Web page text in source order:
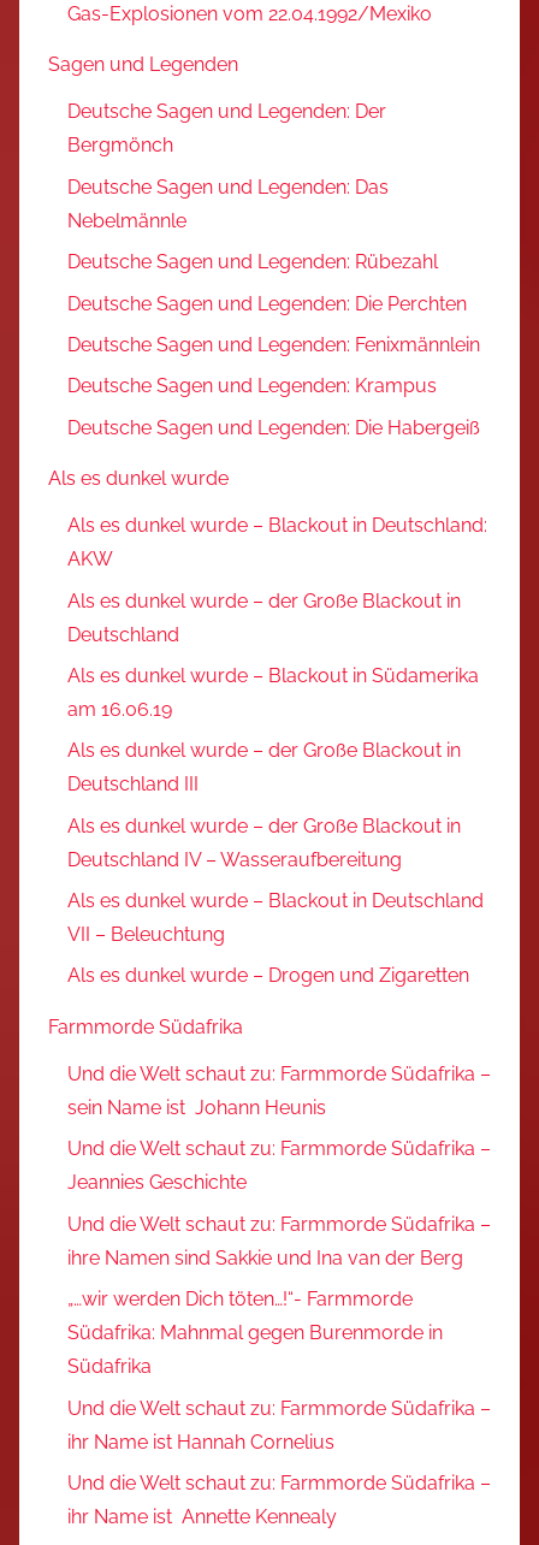
Gas-Explosionen vom 22.04.1992/Mexiko
Sagen und Legenden
Deutsche Sagen und Legenden: Der
Bergmönch
Deutsche Sagen und Legenden: Das
Nebelmännle
Deutsche Sagen und Legenden: Rübezahl
Deutsche Sagen und Legenden: Die Perchten
Deutsche Sagen und Legenden: Fenixmännlein
Deutsche Sagen und Legenden: Krampus
Deutsche Sagen und Legenden: Die Habergeiß
Als es dunkel wurde
Als es dunkel wurde – Blackout in Deutschland:
AKW
Als es dunkel wurde – der Große Blackout in
Deutschland
Als es dunkel wurde – Blackout in Südamerika
am 16.06.19
Als es dunkel wurde – der Große Blackout in
Deutschland III
Als es dunkel wurde – der Große Blackout in
Deutschland IV – Wasseraufbereitung
Als es dunkel wurde – Blackout in Deutschland
VII – Beleuchtung
Als es dunkel wurde – Drogen und Zigaretten
Farmmorde Südafrika
Und die Welt schaut zu: Farmmorde Südafrika –
sein Name ist Johann Heunis
Und die Welt schaut zu: Farmmorde Südafrika –
Jeannies Geschichte
Und die Welt schaut zu: Farmmorde Südafrika –
ihre Namen sind Sakkie und Ina van der Berg
„…wir werden Dich töten…!“- Farmmorde
Südafrika: Mahnmal gegen Burenmorde in
Südafrika
Und die Welt schaut zu: Farmmorde Südafrika –
ihr Name ist Hannah Cornelius
Und die Welt schaut zu: Farmmorde Südafrika –
ihr Name ist Annette Kennealy